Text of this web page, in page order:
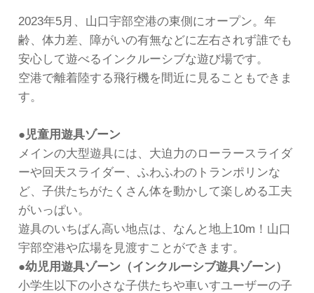
2023年5月、山口宇部空港の東側にオープン。年
齢、体力差、障がいの有無などに左右されず誰でも
安心して遊べるインクルーシブな遊び場です。
空港で離着陸する飛行機を間近に見ることもできま
す。
●児童用遊具ゾーン
メインの大型遊具には、大迫力のローラースライダ
ーや回天スライダー、ふわふわのトランポリンな
ど、子供たちがたくさん体を動かして楽しめる工夫
がいっぱい。
遊具のいちばん高い地点は、なんと地上10m！山口
宇部空港や広場を見渡すことができます。
●幼児用遊具ゾーン（インクルーシブ遊具ゾーン）
小学生以下の小さな子供たちや車いすユーザーの子